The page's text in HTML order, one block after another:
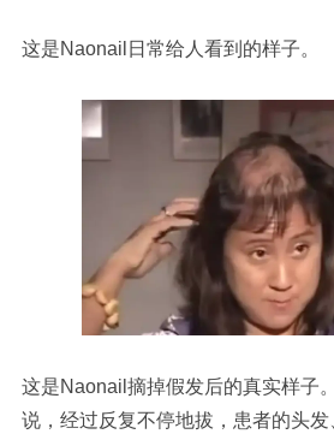
这是Naonail日常给人看到的样子。
这是Naonail摘掉假发后的真实样子
说，经过反复不停地拔，患者的头